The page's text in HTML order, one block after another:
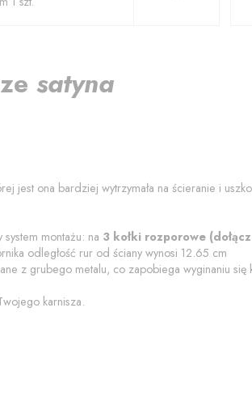
satyna
jest ona bardziej wytrzymała na ścieranie i
montażu: na 3 kołki rozporowe
odległość rur od ściany wynosi 12.65 cm
z grubego metalu, co zapobiega wyginaniu
karnisza.